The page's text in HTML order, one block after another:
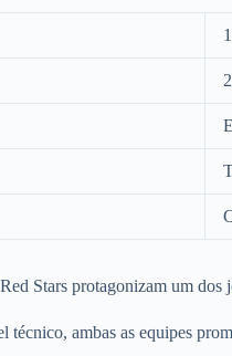
Stars protagonizam um
técnico, ambas as equipes